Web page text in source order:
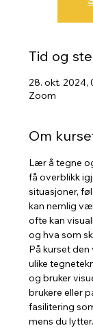
Tid og
28. okt. 2024,
Zoom
Om
Lær å tegne
få overblikk
situasjoner,
kan nemlig
ofte kan
og hva som
På kurset
ulike
og bruker
brukere eller
fasilitering
mens du lytter.